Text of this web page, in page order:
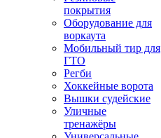
покрытия
Оборудование для
воркаута
Мобильный тир для
ГТО
Регби
Хоккейные ворота
Вышки судейские
Уличные
тренажёры